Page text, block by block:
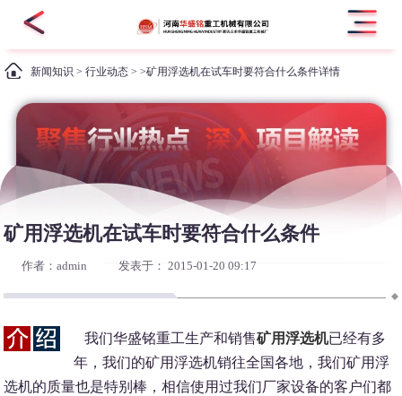
新闻知识 >行业动态 > >矿用浮选机在试车时要符合什么条件详情
矿用浮选机在试车时要符合什么条件
作者：admin 发表于： 2015-01-20 09:17
我们华盛铭重工生产和销售矿用浮选机已经有多
年，我们的矿用浮选机销往全国各地，我们矿用浮
选机的质量也是特别棒，相信使用过我们厂家设备的客户们都